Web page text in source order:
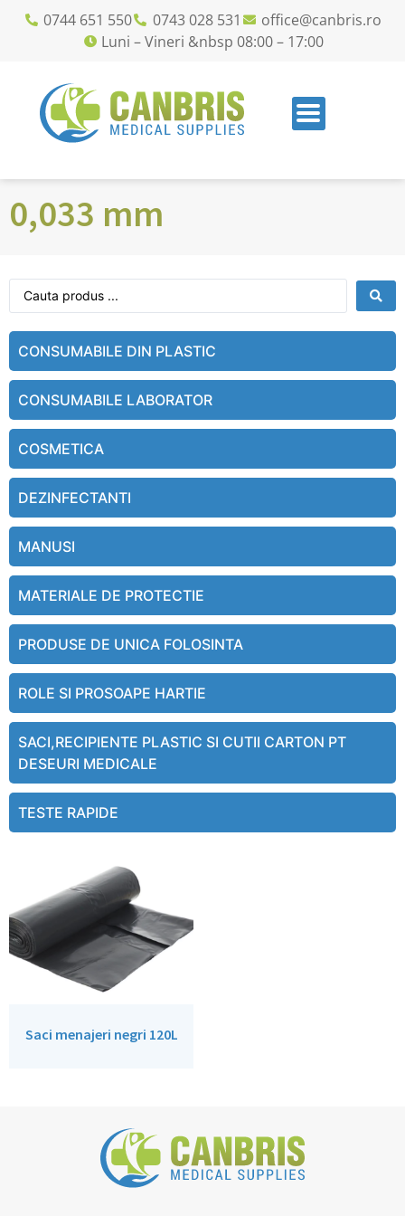
0744 651 550 0743 028 531
office@canbris.ro
Luni – Vineri &nbsp 08:00 – 17:00
0,033 mm
CONSUMABILE DIN PLASTIC
CONSUMABILE LABORATOR
COSMETICA
DEZINFECTANTI
MANUSI
MATERIALE DE PROTECTIE
PRODUSE DE UNICA FOLOSINTA
ROLE SI PROSOAPE HARTIE
SACI,RECIPIENTE PLASTIC SI CUTII CARTON PT
DESEURI MEDICALE
TESTE RAPIDE
Saci menajeri negri 120L